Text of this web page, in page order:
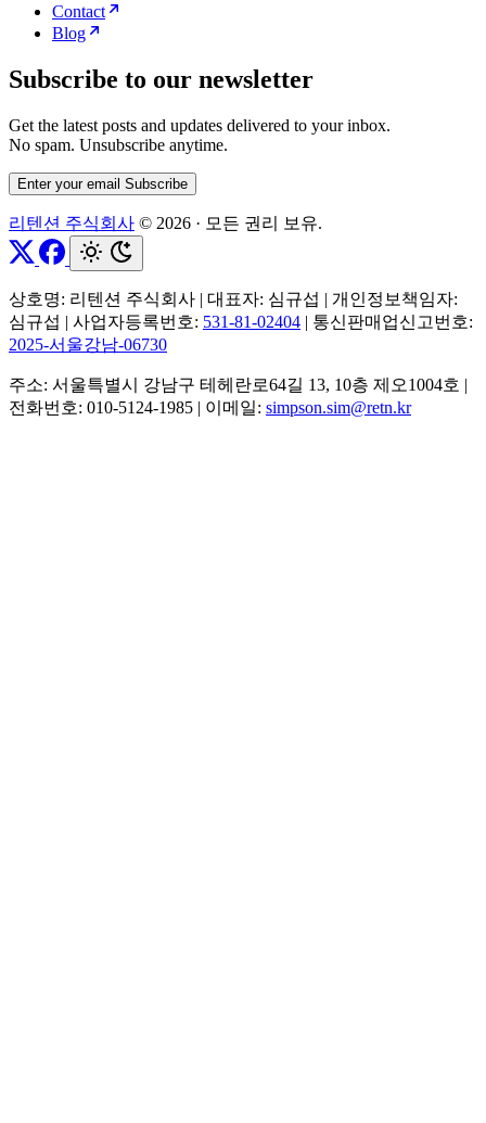
Contact
Blog
Subscribe to our newsletter
Get the latest posts and updates delivered to your inbox.
No spam. Unsubscribe anytime.
Enter your email Subscribe
리텐션 주식회사 © 2026 · 모든 권리 보유.
상호명: 리텐션 주식회사 | 대표자: 심규섭 | 개인정보책임자:
심규섭 | 사업자등록번호: 531-81-02404 | 통신판매업신고번호:
2025-서울강남-06730
주소: 서울특별시 강남구 테헤란로64길 13, 10층 제오1004호 |
전화번호: 010-5124-1985 | 이메일: simpson.sim@retn.kr